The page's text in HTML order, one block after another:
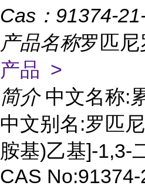
Cas： 91374-
产品名称罗匹尼
产品 >
简介 中文名称:
中文别名:罗匹
胺基)乙基]-1,3-
CAS No:91374-